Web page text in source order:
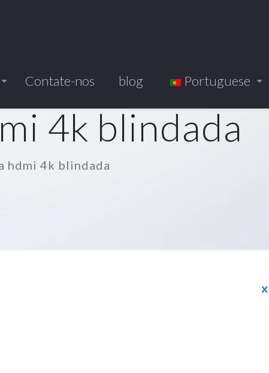
Contate-nos blog Portuguese
4k blindada
hdmi 4k blindada